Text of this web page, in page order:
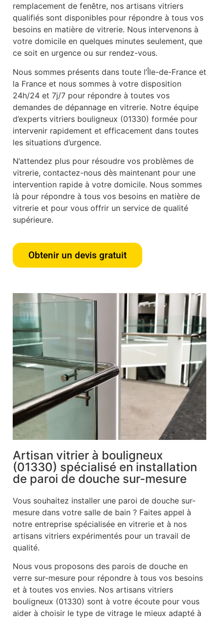
remplacement de fenêtre, nos artisans vitriers
qualifiés sont disponibles pour répondre à tous vos
besoins en matière de vitrerie. Nous intervenons à
votre domicile en quelques minutes seulement, que
ce soit en urgence ou sur rendez-vous.
Nous sommes présents dans toute l’Île-de-France et
la France et nous sommes à votre disposition
24h/24 et 7j/7 pour répondre à toutes vos
demandes de dépannage en vitrerie. Notre équipe
d’experts vitriers bouligneux (01330) formée pour
intervenir rapidement et efficacement dans toutes
les situations d’urgence.
N’attendez plus pour résoudre vos problèmes de
vitrerie, contactez-nous dès maintenant pour une
intervention rapide à votre domicile. Nous sommes
là pour répondre à tous vos besoins en matière de
vitrerie et pour vous offrir un service de qualité
supérieure.
Obtenir un devis gratuit
Artisan vitrier à bouligneux
(01330) spécialisé en installation
de paroi de douche sur-mesure
Vous souhaitez installer une paroi de douche sur-
mesure dans votre salle de bain ? Faites appel à
notre entreprise spécialisée en vitrerie et à nos
artisans vitriers expérimentés pour un travail de
qualité.
Nous vous proposons des parois de douche en
verre sur-mesure pour répondre à tous vos besoins
et à toutes vos envies. Nos artisans vitriers
bouligneux (01330) sont à votre écoute pour vous
aider à choisir le type de vitrage le mieux adapté à